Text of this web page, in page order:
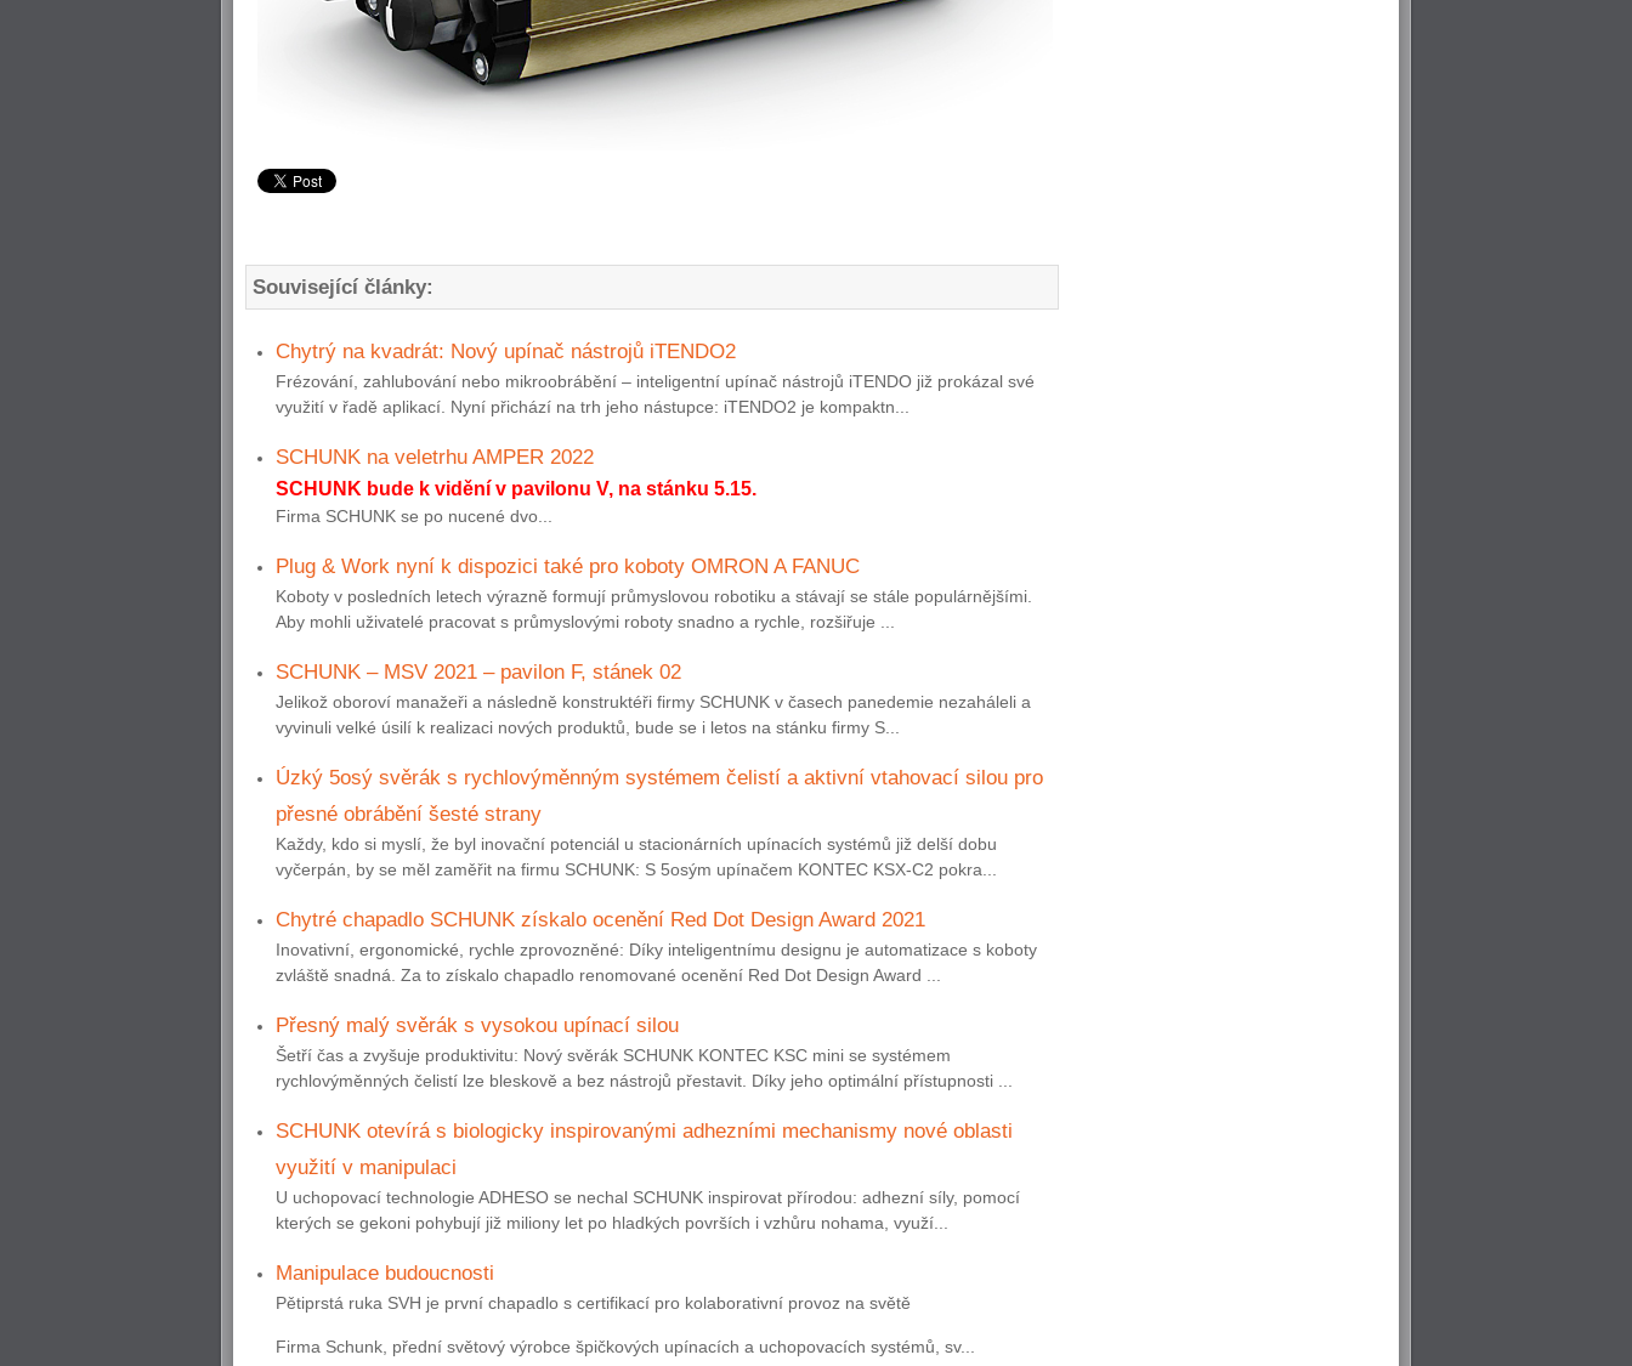
Související články:
Chytrý na kvadrát: Nový upínač nástrojů iTENDO2
Frézování, zahlubování nebo mikroobrábění – inteligentní upínač nástrojů iTENDO již prokázal své
využití v řadě aplikací. Nyní přichází na trh jeho nástupce: iTENDO2 je kompaktn...
SCHUNK na veletrhu AMPER 2022
SCHUNK bude k vidění v pavilonu V, na stánku 5.15.
Firma SCHUNK se po nucené dvo...
Plug & Work nyní k dispozici také pro koboty OMRON A FANUC
Koboty v posledních letech výrazně formují průmyslovou robotiku a stávají se stále populárnějšími.
Aby mohli uživatelé pracovat s průmyslovými roboty snadno a rychle, rozšiřuje ...
SCHUNK – MSV 2021 – pavilon F, stánek 02
Jelikož oboroví manažeři a následně konstruktéři firmy SCHUNK v časech panedemie nezaháleli a
vyvinuli velké úsilí k realizaci nových produktů, bude se i letos na stánku firmy S...
Úzký 5osý svěrák s rychlovýměnným systémem čelistí a aktivní vtahovací silou pro
přesné obrábění šesté strany
Každy, kdo si myslí, že byl inovační potenciál u stacionárních upínacích systémů již delší dobu
vyčerpán, by se měl zaměřit na firmu SCHUNK: S 5osým upínačem KONTEC KSX-C2 pokra...
Chytré chapadlo SCHUNK získalo ocenění Red Dot Design Award 2021
Inovativní, ergonomické, rychle zprovozněné: Díky inteligentnímu designu je automatizace s koboty
zvláště snadná. Za to získalo chapadlo renomované ocenění Red Dot Design Award ...
Přesný malý svěrák s vysokou upínací silou
Šetří čas a zvyšuje produktivitu: Nový svěrák SCHUNK KONTEC KSC mini se systémem
rychlovýměnných čelistí lze bleskově a bez nástrojů přestavit. Díky jeho optimální přístupnosti ...
SCHUNK otevírá s biologicky inspirovanými adhezními mechanismy nové oblasti
využití v manipulaci
U uchopovací technologie ADHESO se nechal SCHUNK inspirovat přírodou: adhezní síly, pomocí
kterých se gekoni pohybují již miliony let po hladkých površích i vzhůru nohama, využí...
Manipulace budoucnosti
Pětiprstá ruka SVH je první chapadlo s certifikací pro kolaborativní provoz na světě
Firma Schunk, přední světový výrobce špičkových upínacích a uchopovacích systémů, sv...